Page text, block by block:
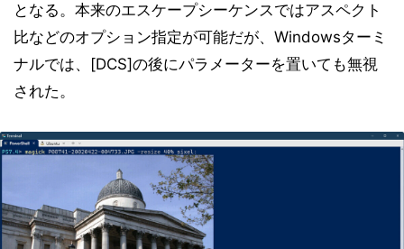
となる。本来のエスケープシーケンスではアスペクト
比などのオプション指定が可能だが、Windowsターミ
ナルでは、[DCS]の後にパラメーターを置いても無視
された。